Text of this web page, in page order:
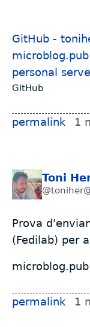
GitHub -
personal
GitHub
permalink 1
Toni
Prova
(Fedilab) per
microblog.pub
permalink 1